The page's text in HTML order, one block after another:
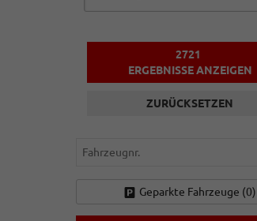
2721
ERGEBNISSE ANZEIGEN
ZURÜCKSETZEN
Fahrzeugnr.
Geparkte Fahrzeuge (0)